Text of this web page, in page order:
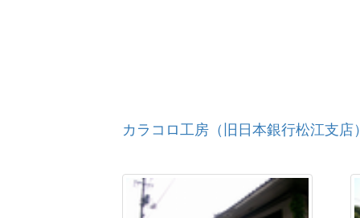
カラコロ工房（旧日本銀行松江支店